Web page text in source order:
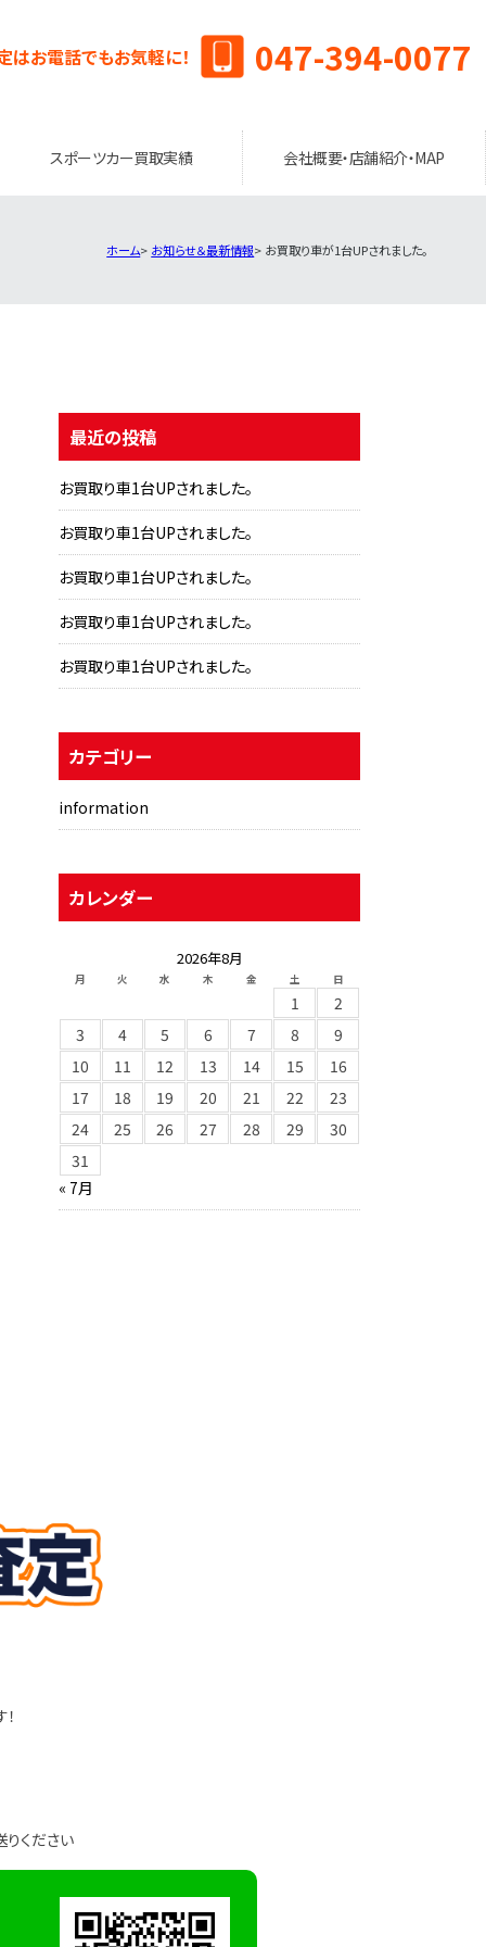
はお電話でもお気軽に！ 047-394-0077
スポーツカー買取実績 会社概要・店舗紹介・MAP
ホーム お知らせ＆最新情報 お買取り車が1台UPされました。
最近の投稿
お買取り車1台UPされました。
お買取り車1台UPされました。
お買取り車1台UPされました。
お買取り車1台UPされました。
お買取り車1台UPされました。
カテゴリー
information
カレンダー
2026年8月
月 火 水 木 金 土 日
1
2
3
4 5 6 7 8
9
10
11 12 13 14 15
16
17
18 19 20 21 22
23
24
25 26 27 28 29
30
31
« 7月
ください